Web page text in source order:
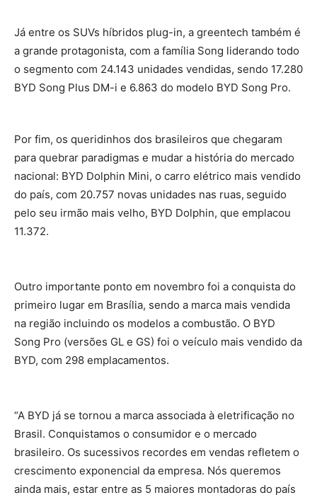
Já entre os SUVs híbridos plug-in, a greentech também é
a grande protagonista, com a família Song liderando todo
o segmento com 24.143 unidades vendidas, sendo 17.280
BYD Song Plus DM-i e 6.863 do modelo BYD Song Pro.
Por fim, os queridinhos dos brasileiros que chegaram
para quebrar paradigmas e mudar a história do mercado
nacional: BYD Dolphin Mini, o carro elétrico mais vendido
do país, com 20.757 novas unidades nas ruas, seguido
pelo seu irmão mais velho, BYD Dolphin, que emplacou
11.372.
Outro importante ponto em novembro foi a conquista do
primeiro lugar em Brasília, sendo a marca mais vendida
na região incluindo os modelos a combustão. O BYD
Song Pro (versões GL e GS) foi o veículo mais vendido da
BYD, com 298 emplacamentos.
“A BYD já se tornou a marca associada à eletrificação no
Brasil. Conquistamos o consumidor e o mercado
brasileiro. Os sucessivos recordes em vendas refletem o
crescimento exponencial da empresa. Nós queremos
ainda mais, estar entre as 5 maiores montadoras do país